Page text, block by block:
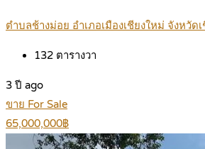
ตำบลช้างม่อย อำเภอเมืองเชียงใหม่ จังหวัด
132 ตารางวา
3 ปี ago
ขาย For Sale
65,000,000฿